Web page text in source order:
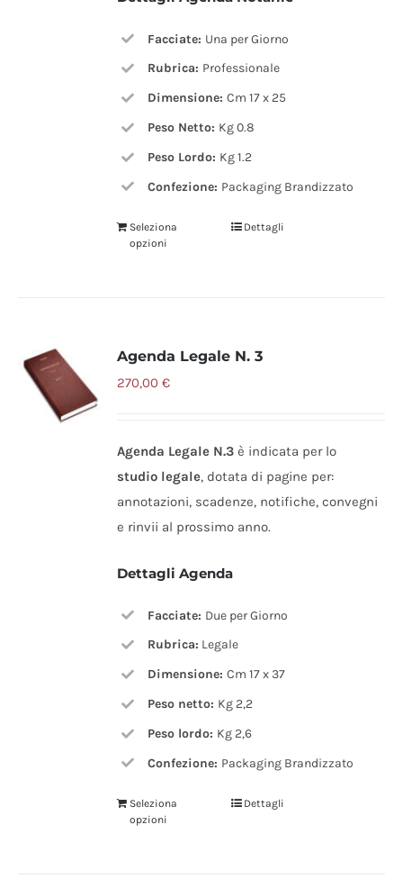
Facciate: Una per Giorno
Rubrica: Professionale
Dimensione: Cm 17 x 25
Peso Netto: Kg 0.8
Peso Lordo: Kg 1.2
Confezione: Packaging Brandizzato
Seleziona
opzioni
Dettagli
Agenda Legale N. 3
270,00€
Agenda Legale N.3è indicata per lo
studio legale, dotata di pagine per:
annotazioni, scadenze, notifiche, convegni
e rinvii al prossimo anno.
Dettagli Agenda
Facciate: Due per Giorno
Rubrica: Legale
Dimensione: Cm 17 x 37
Peso netto: Kg 2,2
Peso lordo: Kg 2,6
Confezione: Packaging Brandizzato
Seleziona
opzioni
Dettagli